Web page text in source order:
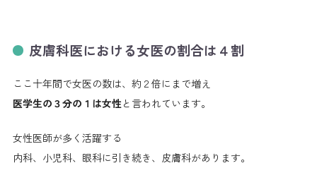
皮膚科医における女医の割合は４割
ここ十年間で女医の数は、約２倍にまで増え
医学生の３分の１は女性 と言われています。
女性医師が多く活躍する
内科、小児科、眼科に引き続き、皮膚科があります。